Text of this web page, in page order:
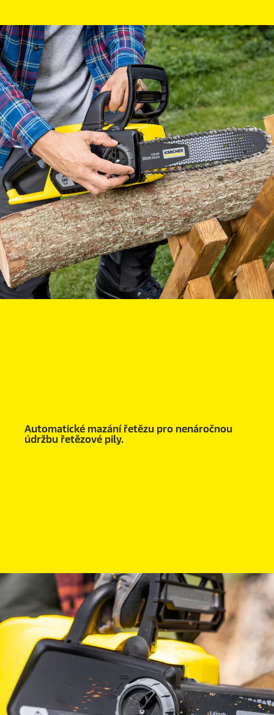
Automatické mazání řetězu pro nenáročnou
údržbu řetězové pily.